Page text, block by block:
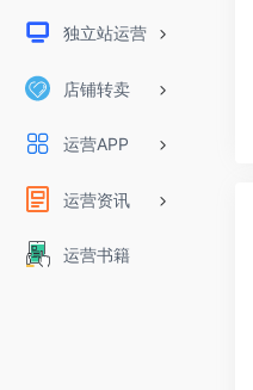
独立站运营
店铺转卖
运营APP
运营资讯
运营书籍